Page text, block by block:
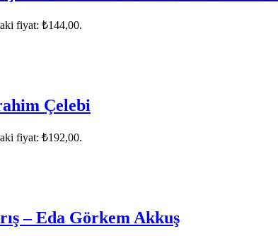
fiyat: ₺144,00.
Çelebi
fiyat: ₺192,00.
– Eda Görkem Akkuş